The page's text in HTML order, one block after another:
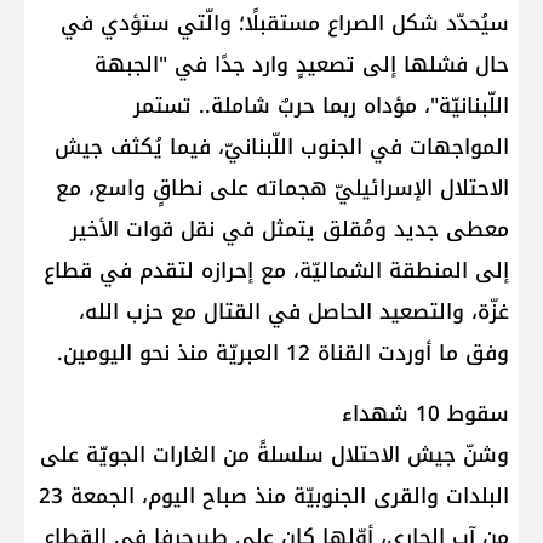
سيُحدّد شكل الصراع مستقبلًا؛ والّتي ستؤدي في
حال فشلها إلى تصعيدٍ وارد جدًا في "الجبهة
اللّبنانيّة"، مؤداه ربما حربٌ شاملة.. تستمر
المواجهات في الجنوب اللّبنانيّ، فيما يُكثف جيش
الاحتلال الإسرائيليّ هجماته على نطاقٍ واسع، مع
معطى جديد ومُقلق يتمثل في نقل قوات الأخير
إلى المنطقة الشماليّة، مع إحرازه لتقدم في قطاع
غزّة، والتصعيد الحاصل في القتال مع حزب الله،
وفق ما أوردت القناة 12 العبريّة منذ نحو اليومين.
سقوط 10 شهداء
وشنّ جيش الاحتلال سلسلةً من الغارات الجويّة على
البلدات والقرى الجنوبيّة منذ صباح اليوم، الجمعة 23